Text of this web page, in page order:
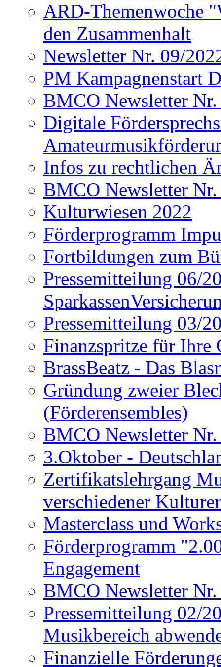
ARD-Themenwoche
den Zusammenhalt
Newsletter Nr. 09/
PM Kampagnenstart
BMCO Newsletter
Digitale
Infos zu rechtlichen
BMCO Newsletter
Kulturwiesen 2022
Förderprogramm
Fortbildungen zum
Pressemitteilung 06/
Pressemitteilung 03/
Finanzspritze für Ihre
BrassBeatz - Das
Gründung zweier
(Förderensembles)
BMCO Newsletter
3.Oktober -
Zertifikatslehrgang
verschiedener
Masterclass und
Förderprogramm
Engagement
BMCO Newsletter
Pressemitteilung 02/
Musikbereich
Finanzielle